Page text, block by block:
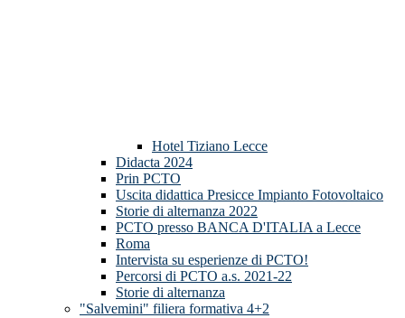
Hotel Tiziano Lecce
Didacta 2024
Prin PCTO
Uscita didattica Presicce Impianto Fotovoltaico
Storie di alternanza 2022
PCTO presso BANCA D'ITALIA a Lecce
Roma
Intervista su esperienze di PCTO!
Percorsi di PCTO a.s. 2021-22
Storie di alternanza
"Salvemini" filiera formativa 4+2